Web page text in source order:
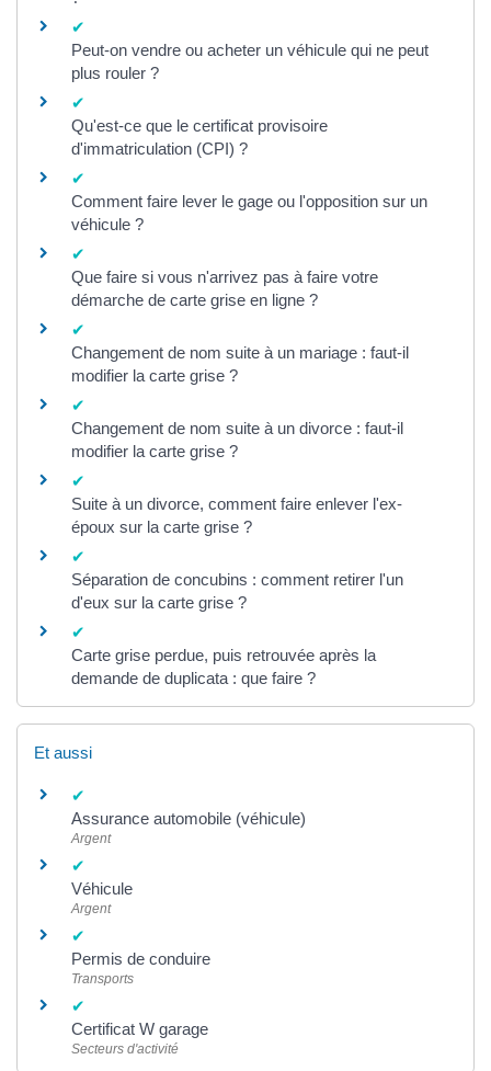
Peut-on vendre ou acheter un véhicule qui ne peut
plus rouler ?
Qu'est-ce que le certificat provisoire
d'immatriculation (CPI) ?
Comment faire lever le gage ou l'opposition sur un
véhicule ?
Que faire si vous n'arrivez pas à faire votre
démarche de carte grise en ligne ?
Changement de nom suite à un mariage : faut-il
modifier la carte grise ?
Changement de nom suite à un divorce : faut-il
modifier la carte grise ?
Suite à un divorce, comment faire enlever l'ex-
époux sur la carte grise ?
Séparation de concubins : comment retirer l'un
d'eux sur la carte grise ?
Carte grise perdue, puis retrouvée après la
demande de duplicata : que faire ?
Et aussi
Assurance automobile (véhicule)
Argent
Véhicule
Argent
Permis de conduire
Transports
Certificat W garage
Secteurs d'activité